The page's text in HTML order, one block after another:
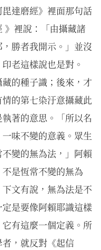
達磨經》裡面那句話
》裡說：「由攝藏諸
勝者我開示。」並沒
老這樣說也是對。
藏的種子識；後來，才
的第七染汙意攝藏此
著的意思。「所以名
味不變的意義。眾生
變的無為法，」阿賴
是恆常不變的無為
文有說，無為法是不
是要像阿賴耶識這樣
有這麼一個定義。所
，就反對《起信